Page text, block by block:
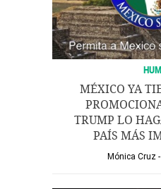
MÉXICO YA
TRUMP LO
PAÍS MÁS
Mónica Cruz